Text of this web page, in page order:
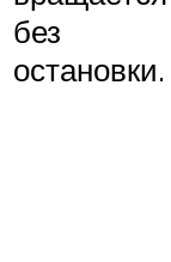
без
остановки.